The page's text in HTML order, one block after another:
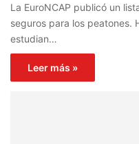
La EuroNCAP publicó un
seguros para los peatones.
estudian…
Leer más »